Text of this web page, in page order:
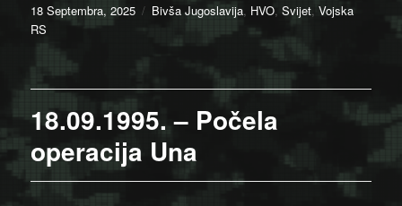
Posted
on
18 Septembra, 2025 Categories
Bivša Jugoslavija, HVO,Svijet,Vojska
RS
18.09.1995. – Počela
operacija Una